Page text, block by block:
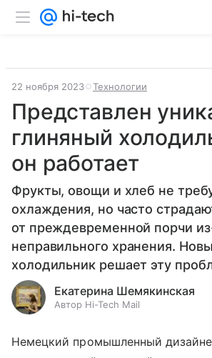
22 ноября 2023 Технологии
Представлен
глиняный
он работает
Фрукты, овощи и хлеб не
охлаждения, но часто
от преждевременной порчи
неправильного хранения.
холодильник решает эту
Екатерина Шемякинская
Автор Hi-Tech Mail
Немецкий промышленный